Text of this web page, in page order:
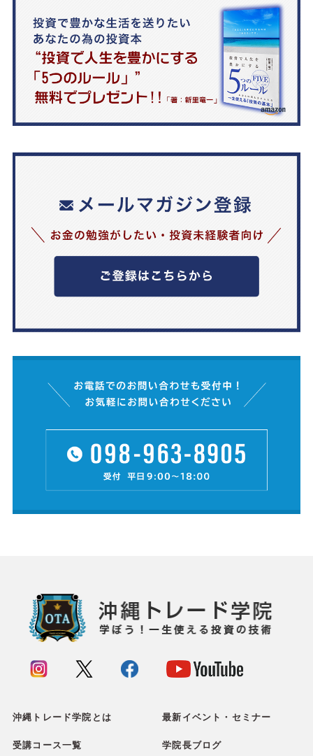
沖縄トレード学院とは 最新イベント・セミナー
受講コース一覧 学院長ブログ